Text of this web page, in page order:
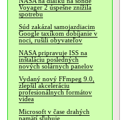
Voyager 2 úspešne znížila
spotrebu
Súd zakázal samojazdiacim
Google taxíkom dobíjanie v
noci, rušili obyvateľov
NASA pripravuje ISS na
inštaláciu posledných
nových solárnych panelov
Vydaný nový FFmpeg 9.0,
zlepšil akceleráciu
profesionálnych formátov
videa
Microsoft v čase drahých
pamätí sľubuje